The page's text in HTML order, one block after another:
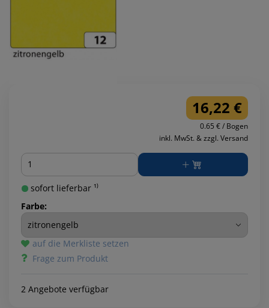
16,22 €
0.65 € / Bogen
inkl. MwSt. & zzgl. Versand
Menge
sofort lieferbar ¹⁾
Farbe:
auf die Merkliste setzen
Frage zum Produkt
2 Angebote verfügbar